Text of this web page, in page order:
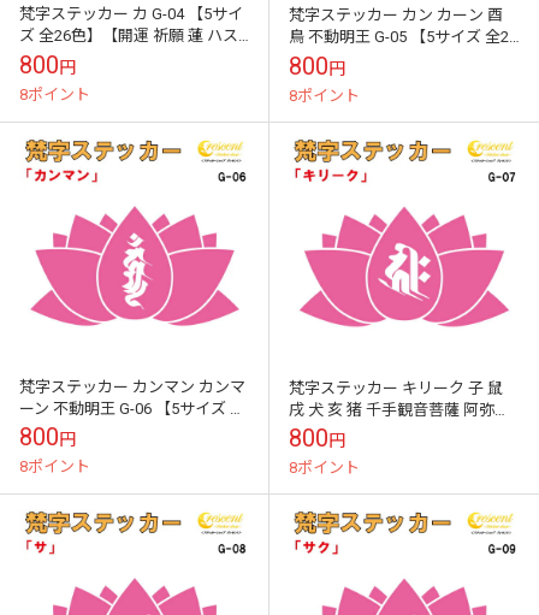
梵字ステッカー カ G-04 【5サイ
ズ 全26色】【開運 祈願 蓮 ハス
はす 仏教 傷隠し シール デカー
ル スマホ 車 バイ...
800円
8ポイント
梵字ステッカー カン カーン 酉
鳥 不動明王 G-05 【5サイズ 全26
色】【開運 祈願 蓮 ハス はす 仏
教 傷隠し シール...
800円
8ポイント
梵字ステッカー カンマン カンマ
ーン 不動明王 G-06 【5サイズ 全
26色】【開運 祈願 蓮 ハス はす
仏教 傷隠し シール...
800円
8ポイント
梵字ステッカー キリーク 子 鼠
戌 犬 亥 猪 千手観音菩薩 阿弥陀
如来 G-07 【5サイズ 全26色】
【開運 祈願 蓮 ハス...
800円
8ポイント